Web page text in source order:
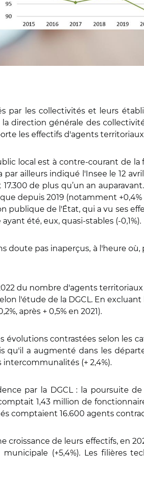
par les collectivités et leurs
la direction générale des
les effectifs d'agents
local est à contre-courant de
par ailleurs indiqué l'Insee le 12
de plus qu’un an
depuis 2019 (notamment +0,4%
publique de l'État, qui a vu ses
été, eux, quasi-stables (-0,1%).
doute pas inaperçus, à l'heure
du nombre d'agents
l'étude de la DGCL. En
après + 0,5% en 2021).
évolutions contrastées selon les
qu'il a augmenté dans les
intercommunalités (+ 2,4%).
par la DGCL : la poursuite
1,43 million de
comptaient 16.600 agents
croissance de leurs effectifs, en
(+5,4%). Les filières